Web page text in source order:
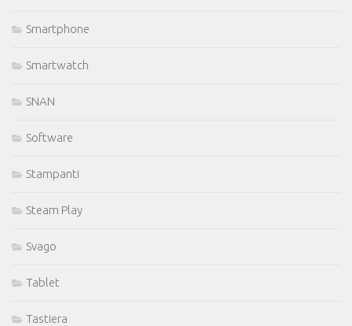
Smartphone
Smartwatch
SNAN
Software
Stampanti
Steam Play
Svago
Tablet
Tastiera